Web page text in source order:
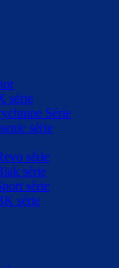
série
Série
série
série
série
série
série